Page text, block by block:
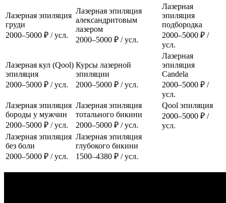
Лазерная эпиляция
груди
2000–5000 ₽ / усл.
Лазерная эпиляция
александритовым
лазером
2000–5000 ₽ / усл.
Лазерная
эпиляция
подбородка
2000–5000 ₽ /
усл.
Лазерная кул (Qool)
эпиляция
2000–5000 ₽ / усл.
Курсы лазерной
эпиляции
2000–5000 ₽ / усл.
Лазерная
эпиляция
Candela
2000–5000 ₽ /
усл.
Лазерная эпиляция
бороды у мужчин
2000–5000 ₽ / усл.
Лазерная эпиляция
тотального бикини
2000–5000 ₽ / усл.
Qool эпиляция
2000–5000 ₽ /
усл.
Лазерная эпиляция
без боли
2000–5000 ₽ / усл.
Лазерная эпиляция
глубокого бикини
1500–4380 ₽ / усл.